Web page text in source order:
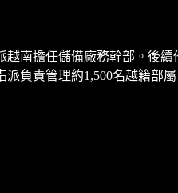
南擔任儲備廠務幹部。後續
負責管理約1,500名越籍部